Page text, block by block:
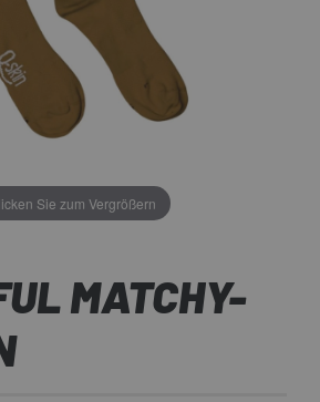
Sie zum Vergrößern
MATCHY-